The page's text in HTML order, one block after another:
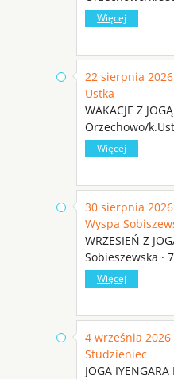
Więcej
22 sierpnia
Ustka
WAKACJE Z
Orzechowo/
Więcej
30 sierpnia
Wyspa
WRZESIEŃ Z
Sobieszewska ·
Więcej
4 września
Studzieniec
JOGA